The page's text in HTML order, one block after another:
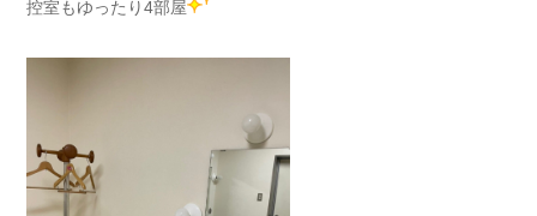
控室もゆったり4部屋